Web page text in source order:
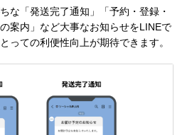
な「発送完了通知」「予約・登録・
案内」など大事なお知らせをLINEで
っての利便性向上が期待できます。